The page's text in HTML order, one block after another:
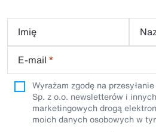
Imię
E-mail *
Wyrażam zgodę na
Sp. z o.o. newsletterów i
marketingowych drogą
moich danych osobowych w